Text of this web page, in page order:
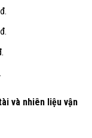
và nhiên liệu vận